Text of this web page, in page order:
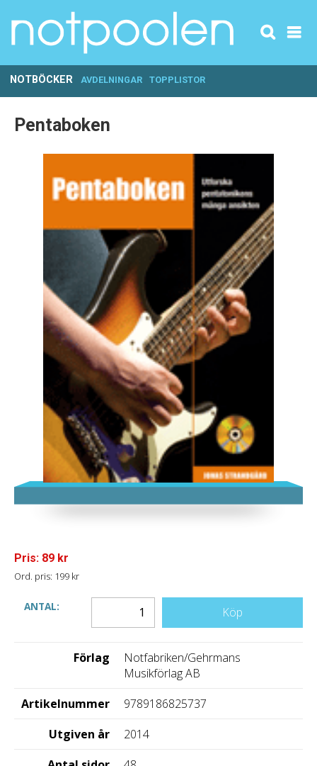
NOTBÖCKER AVDELNINGAR TOPPLISTOR
Pentaboken
Pris: 89 kr
Ord. pris: 199 kr
ANTAL: Köp
Förlag
Notfabriken/Gehrmans
Musikförlag AB
Artikelnummer
9789186825737
Utgiven år
2014